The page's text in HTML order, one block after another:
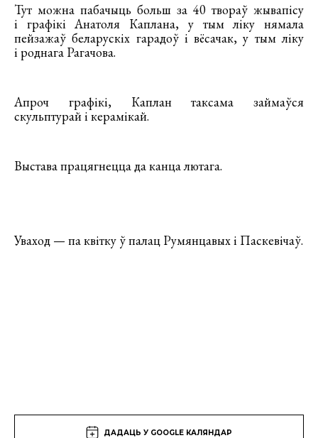
Тут можна пабачыць больш за 40 твораў жывапісу
і графікі Анатоля Каплана, у тым ліку нямала
пейзажаў беларускіх гарадоў і вёсачак, у тым ліку
і роднага Рагачова.
Апроч графікі, Каплан таксама займаўся
скульптурай і керамікай.
Выстава працягнецца да канца лютага.
Уваход — па квітку ў палац Румянцавых і Паскевічаў.
ДАДАЦЬ У GOOGLE КАЛЯНДАР